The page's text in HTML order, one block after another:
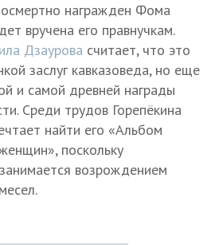
награжден Фома
вручена его правнучкам.
Дзаурова считает, что это
заслуг кавказоведа, но еще
и самой древней награды
Среди трудов Горепёкина
найти его «Альбом
поскольку
возрождением